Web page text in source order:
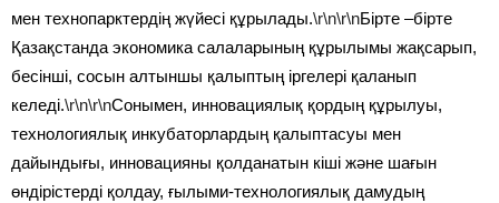
мен технопарктердің жүйесі құрылады.\r\n\r\nБірте –бірте
Қазақстанда экономика салаларының құрылымы жақсарып,
бесінші, сосын алтыншы қалыптың іргелері қаланып
келеді.\r\n\r\nСонымен, инновациялық қордың құрылуы,
технологиялық инкубаторлардың қалыптасуы мен
дайындығы, инновацияны қолданатын кіші және шағын
өндірістерді қолдау, ғылыми-технологиялық дамудың